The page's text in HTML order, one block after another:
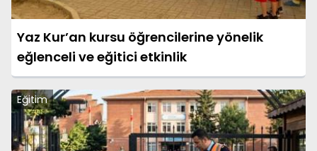
Yaz Kur’an kursu öğrencilerine yönelik
eğlenceli ve eğitici etkinlik
Eğitim